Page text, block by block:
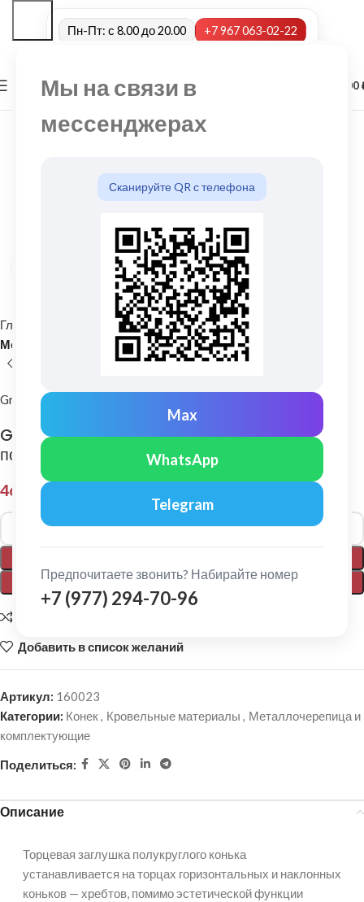
Мы на связи в
мессенджерах
Сканируйте QR с телефона
Max
WhatsApp
Telegram
Предпочитаете звонить? Набирайте номер
+7 (977) 294-70-96
Пн-Пт: с 8.00 до 20.00 +7 967 063-02-22
МЕНЮ 0,00
Нажмите, чтобы увеличить
Главная
Кровельные материалы
Металлочерепица и комплектующие
Grand Line
Grand Line: Заглушка торцевая малого
полукруглого конька Pe Ral 8017
463,00
ПОКУПКА В 1 КЛИК
Alternative:
Добавить в список желаний
Артикул: 160023
Категории: Конек, Кровельные материалы , Металлочерепица и
комплектующие
Поделиться:
Описание
Торцевая заглушка полукруглого конька
устанавливается на торцах горизонтальных и наклонных
коньков — хребтов, помимо эстетической функции